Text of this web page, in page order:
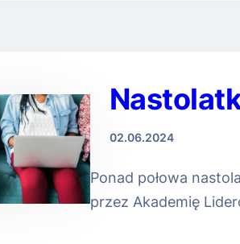
02.06.2024
Ponad połowa
przez Akademię